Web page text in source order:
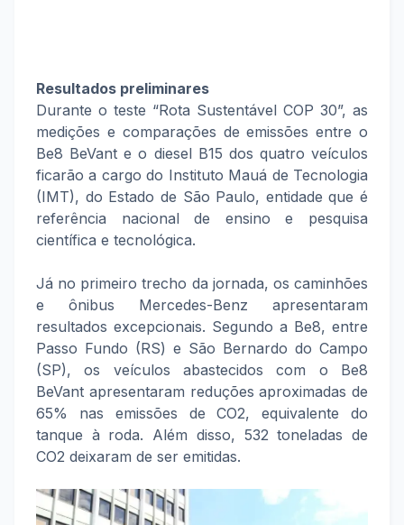
Resultados preliminares
Durante o teste “Rota Sustentável COP 30”, as
medições e comparações de emissões entre o
Be8 BeVant e o diesel B15 dos quatro veículos
ficarão a cargo do Instituto Mauá de Tecnologia
(IMT), do Estado de São Paulo, entidade que é
referência nacional de ensino e pesquisa
científica e tecnológica.
Já no primeiro trecho da jornada, os caminhões
e ônibus Mercedes-Benz apresentaram
resultados excepcionais. Segundo a Be8, entre
Passo Fundo (RS) e São Bernardo do Campo
(SP), os veículos abastecidos com o Be8
BeVant apresentaram reduções aproximadas de
65% nas emissões de CO2, equivalente do
tanque à roda. Além disso, 532 toneladas de
CO2 deixaram de ser emitidas.